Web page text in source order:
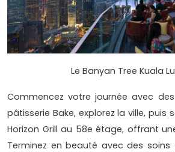
Le Banyan Tree Kuala
Commencez votre journée avec
pâtisserie Bake, explorez la ville, puis
Horizon Grill au 58e étage, offrant
Terminez en beauté avec des